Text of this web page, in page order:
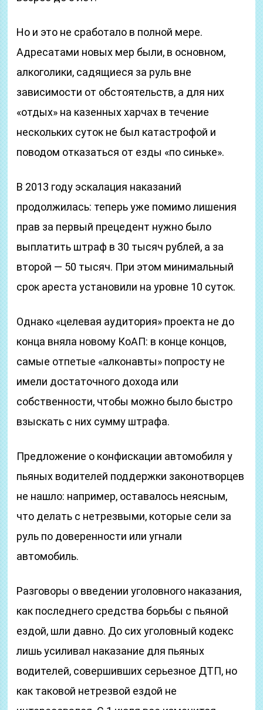
Но и это не сработало в полной мере.
Адресатами новых мер были, в основном,
алкоголики, садящиеся за руль вне
зависимости от обстоятельств, а для них
«отдых» на казенных харчах в течение
нескольких суток не был катастрофой и
поводом отказаться от езды «по синьке».
В 2013 году эскалация наказаний
продолжилась: теперь уже помимо лишения
прав за первый прецедент нужно было
выплатить штраф в 30 тысяч рублей, а за
второй — 50 тысяч. При этом минимальный
срок ареста установили на уровне 10 суток.
Однако «целевая аудитория» проекта не до
конца вняла новому КоАП: в конце концов,
самые отпетые «алконавты» попросту не
имели достаточного дохода или
собственности, чтобы можно было быстро
взыскать с них сумму штрафа.
Предложение о конфискации автомобиля у
пьяных водителей поддержки законотворцев
не нашло: например, оставалось неясным,
что делать с нетрезвыми, которые сели за
руль по доверенности или угнали
автомобиль.
Разговоры о введении уголовного наказания,
как последнего средства борьбы с пьяной
ездой, шли давно. До сих уголовный кодекс
лишь усиливал наказание для пьяных
водителей, совершивших серьезное ДТП, но
как таковой нетрезвой ездой не